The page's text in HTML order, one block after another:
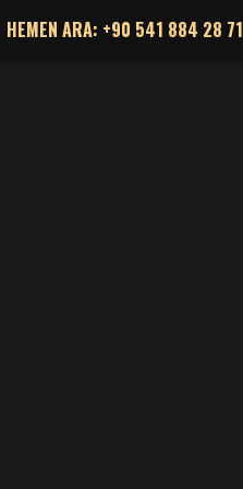
HEMEN ARA: +90 541 884 28 71